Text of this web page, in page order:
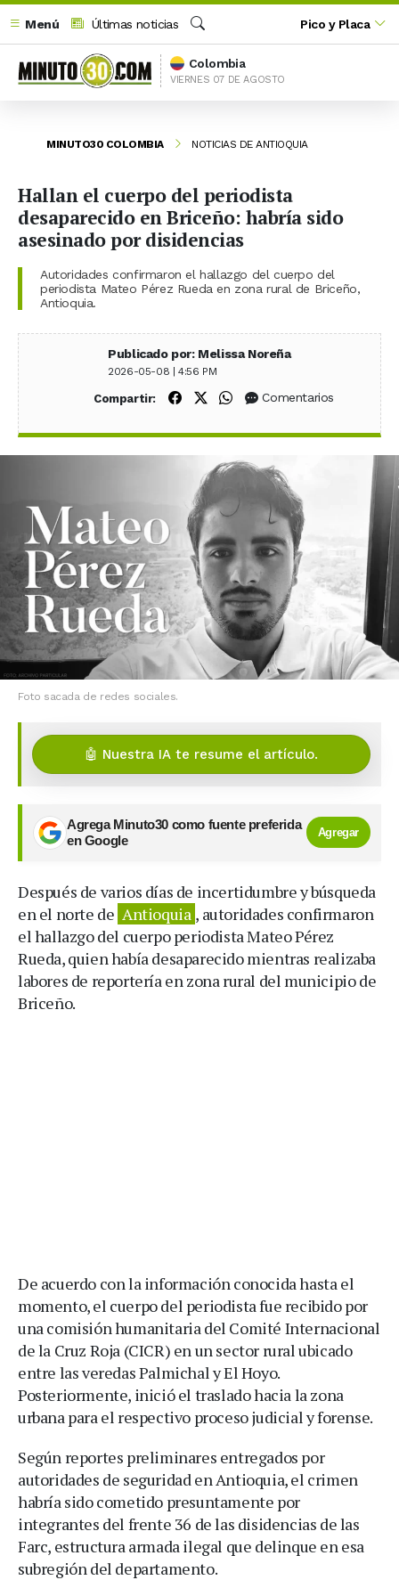
Menú
Últimas noticias
Buscar
Pico y Placa
Colombia
VIERNES 07 DE AGOSTO
MINUTO30 COLOMBIA NOTICIAS DE ANTIOQUIA
Hallan el cuerpo del periodista
desaparecido en Briceño: habría sido
asesinado por disidencias
Autoridades confirmaron el hallazgo del cuerpo del
periodista Mateo Pérez Rueda en zona rural de Briceño,
Antioquia.
Publicado por: Melissa Noreña
2026-05-08 | 4:56 PM
Compartir: Compartir en Facebook
Compartir en X (Twitter)
Compartir en WhatsApp
Comentarios
Foto sacada de redes sociales.
🤖 Nuestra IA te resume el artículo.
Agrega Minuto30 como fuente preferida
en Google
Agregar
Después de varios días de incertidumbre y búsqueda
en el norte de Antioquia , autoridades confirmaron
el hallazgo del cuerpo periodista Mateo Pérez
Rueda, quien había desaparecido mientras realizaba
labores de reportería en zona rural del municipio de
Briceño.
De acuerdo con la información conocida hasta el
momento, el cuerpo del periodista fue recibido por
una comisión humanitaria del Comité Internacional
de la Cruz Roja (CICR) en un sector rural ubicado
entre las veredas Palmichal y El Hoyo.
Posteriormente, inició el traslado hacia la zona
urbana para el respectivo proceso judicial y forense.
Según reportes preliminares entregados por
autoridades de seguridad en Antioquia, el crimen
habría sido cometido presuntamente por
integrantes del frente 36 de las disidencias de las
Farc, estructura armada ilegal que delinque en esa
subregión del departamento.